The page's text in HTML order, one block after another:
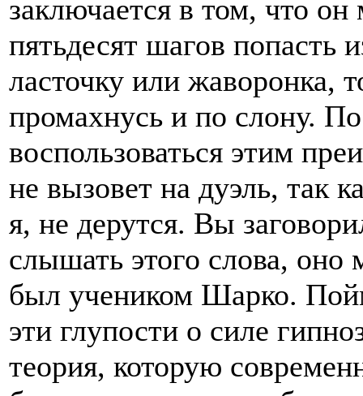
заключается в том, что
пятьдесят шагов попасть
ласточку или жаворонка,
промахнусь и по слону.
воспользоваться этим
не вызовет на дуэль, так
я, не дерутся. Вы
слышать этого слова, оно
был учеником Шарко.
эти глупости о силе
теория, которую